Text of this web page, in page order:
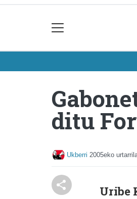
ditu
Ukberri 2005eko
Uribe